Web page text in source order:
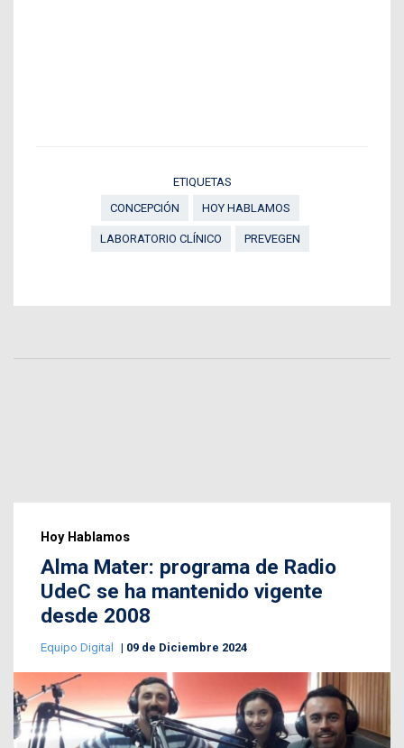
ETIQUETAS
CONCEPCIÓN
HOY HABLAMOS
LABORATORIO CLÍNICO PREVEGEN
Hoy Hablamos
Alma Mater: programa de Radio
UdeC se ha mantenido vigente
desde 2008
Equipo Digital 09 de Diciembre 2024